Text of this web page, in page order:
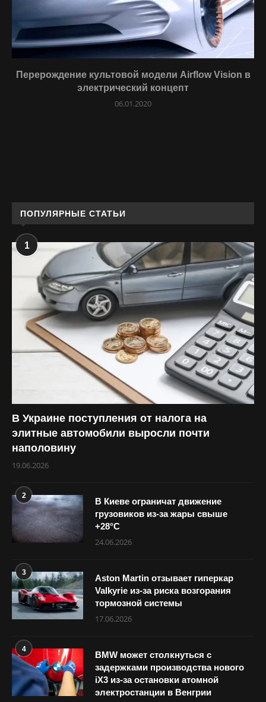
Перерождение культовой модели Airflow Vision в
электрический концепт
06.01.2020
ПОПУЛЯРНЫЕ СТАТЬИ
1
В Украине поступления от налога на
элитные автомобили выросли почти
наполовину
19.06.2026
2
В Киеве ограничат движение
грузовиков из-за жары свыше
+28°С
24.06.2026
3
Aston Martin отзывает гиперкар
Valkyrie из-за риска возгорания
тормозной системы
17.06.2026
4
BMW может столкнуться с
задержками производства нового
iX3 из-за остановки атомной
электростанции в Венгрии